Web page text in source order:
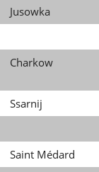
Jusowka
Charkow
Ssarnij
Saint Médard